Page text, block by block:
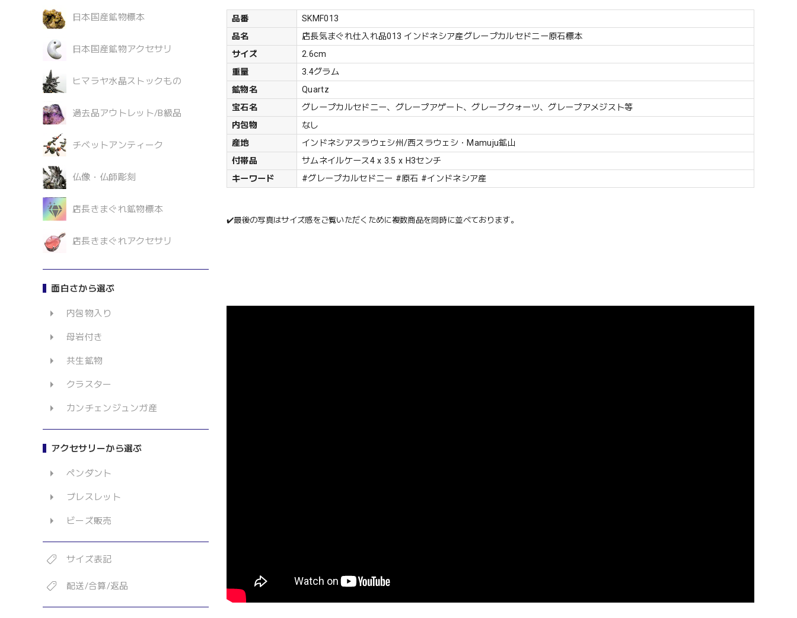
日本国産鉱物標本
日本国産鉱物アクセサリ
ヒマラヤ水晶ストックもの
過去品アウトレット/B級品
チベットアンティーク
仏像・仏師彫刻
店長きまぐれ鉱物標本
店長きまぐれアクセサリ
面白さから選ぶ
内包物入り
母岩付き
共生鉱物
クラスター
カンチェンジュンガ産
アクセサリーから選ぶ
ペンダント
ブレスレット
ビーズ販売
サイズ表記
配送/合算/返品
品番
SKMF013
品名
店長気まぐれ仕入れ品013 インドネシア産グレープカルセドニー原石標本
サイズ
2.6cm
重量
3.4グラム
鉱物名
Quartz
宝石名
グレープカルセドニー、グレープアゲート、グレープクォーツ、グレープアメジスト等
内包物
なし
産地
インドネシアスラウェシ州/西スラウェシ・Mamuju鉱山
付帯品
サムネイルケース4 x 3.5 x H3センチ
キーワード
#グレープカルセドニー #原石 #インドネシア産
✔️最後の写真はサイズ感をご覧いただくために複数商品を同時に並べております。